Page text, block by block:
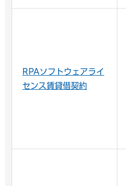
RPAソフトウェアライ
センス賃貸借契約